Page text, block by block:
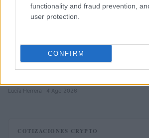
functionality and fraud prevention,
user protection.
CONFIRM
Lucía Herrera · 4 Ago 2026
COTIZACIONES CRYPTO